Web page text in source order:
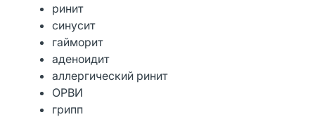
ринит
синусит
гайморит
аденоидит
аллергический ринит
ОРВИ
грипп